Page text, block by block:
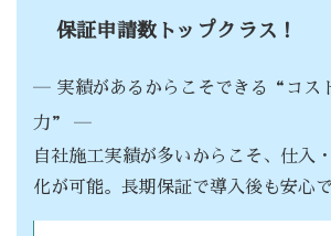
保証申請数トップクラス！
― 実績があるからこそできる“コス
力” ―
自社施工実績が多いからこそ、仕入
化が可能。長期保証で導入後も安心で